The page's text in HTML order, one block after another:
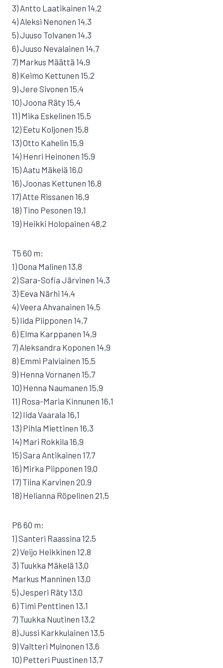
3) Antto Laatikainen 14,2
4) Aleksi Nenonen 14,3
5) Juuso Tolvanen 14,3
6) Juuso Nevalainen 14,7
7) Markus Määttä 14,9
8) Keimo Kettunen 15,2
9) Jere Sivonen 15,4
10) Joona Räty 15,4
11) Mika Eskelinen 15,5
12) Eetu Koljonen 15,8
13) Otto Kahelin 15,9
14) Henri Heinonen 15,9
15) Aatu Mäkelä 16,0
16) Joonas Kettunen 16,8
17) Atte Rissanen 16,9
18) Tino Pesonen 19,1
19) Heikki Holopainen 48,2
T5 60 m:
1) Oona Malinen 13,8
2) Sara-Sofia Järvinen 14,3
3) Eeva Närhi 14,4
4) Veera Ahvanainen 14,5
5) Iida Piipponen 14,7
6) Elma Karppanen 14,9
7) Aleksandra Koponen 14,9
8) Emmi Palviainen 15,5
9) Henna Vornanen 15,7
10) Henna Naumanen 15,9
11) Rosa-Maria Kinnunen 16,1
12) Iida Vaarala 16,1
13) Pihla Miettinen 16,3
14) Mari Rokkila 16,9
15) Sara Antikainen 17,7
16) Mirka Piipponen 19,0
17) Tiina Karvinen 20,9
18) Helianna Röpelinen 21,5
P6 60 m:
1) Santeri Raassina 12,5
2) Veijo Heikkinen 12,8
3) Tuukka Mäkelä 13,0
Markus Manninen 13,0
5) Jesperi Räty 13,0
6) Timi Penttinen 13,1
7) Tuukka Nuutinen 13,2
8) Jussi Karkkulainen 13,5
9) Valtteri Muinonen 13,6
10) Petteri Puustinen 13,7